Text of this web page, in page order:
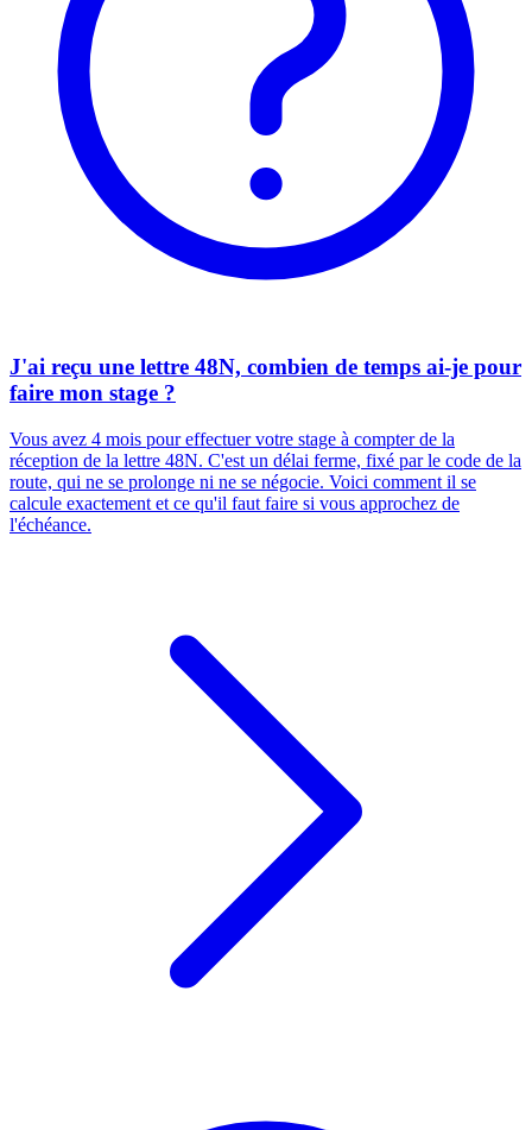
J'ai reçu une lettre 48N, combien de temps ai-je pour
faire mon stage ?
Vous avez 4 mois pour effectuer votre stage à compter de la
réception de la lettre 48N. C'est un délai ferme, fixé par le code de la
route, qui ne se prolonge ni ne se négocie. Voici comment il se
calcule exactement et ce qu'il faut faire si vous approchez de
l'échéance.